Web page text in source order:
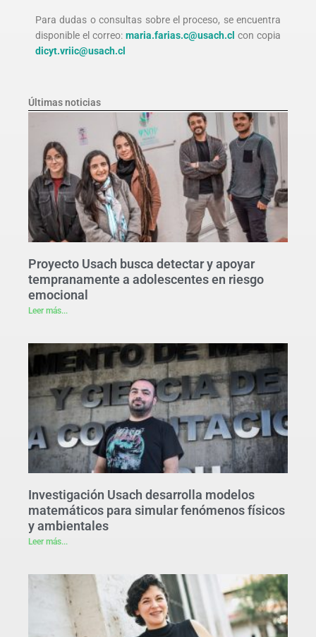
Para dudas o consultas sobre el proceso, se encuentra
disponible el correo: maria.farias.c@usach.cl con copia
dicyt.vriic@usach.cl
Últimas noticias
Proyecto Usach busca detectar y apoyar
tempranamente a adolescentes en riesgo
emocional
Leer más...
Investigación Usach desarrolla modelos
matemáticos para simular fenómenos físicos
y ambientales
Leer más...